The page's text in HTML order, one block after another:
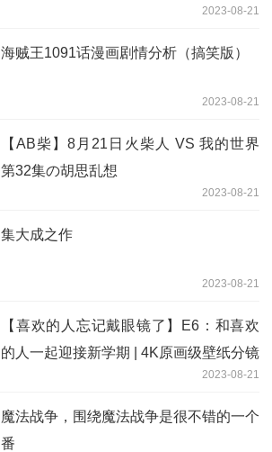
2023-08-21
海贼王1091话漫画剧情分析（搞笑版）
2023-08-21
【AB柴】8月21日火柴人 VS 我的世界
第32集の胡思乱想
2023-08-21
集大成之作
2023-08-21
【喜欢的人忘记戴眼镜了】E6：和喜欢
的人一起迎接新学期 | 4K原画级壁纸分镜
2023-08-21
魔法战争，围绕魔法战争是很不错的一个
番